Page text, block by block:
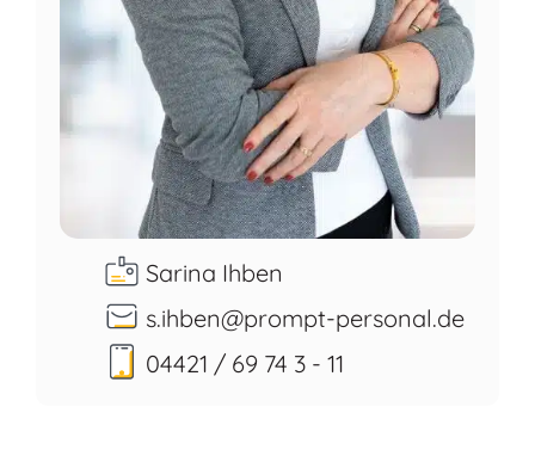
Sarina Ihben
s.ihben@prompt-personal.de
04421 / 69 74 3 - 11